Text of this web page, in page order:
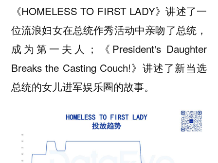
《HOMELESS TO FIRST LADY》讲述了一
位流浪妇女在总统作秀活动中亲吻了总统，
成为第一夫人；《President's Daughter
Breaks the Casting Couch!》讲述了新当选
总统的女儿进军娱乐圈的故事。